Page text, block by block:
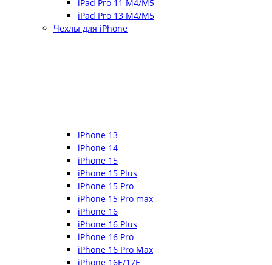
iPad Pro 11 M4/M5
iPad Pro 13 M4/M5
Чехлы для iPhone
iPhone 13
iPhone 14
iPhone 15
iPhone 15 Plus
iPhone 15 Pro
iPhone 15 Pro max
iPhone 16
iPhone 16 Plus
iPhone 16 Pro
iPhone 16 Pro Max
iPhone 16E/17E